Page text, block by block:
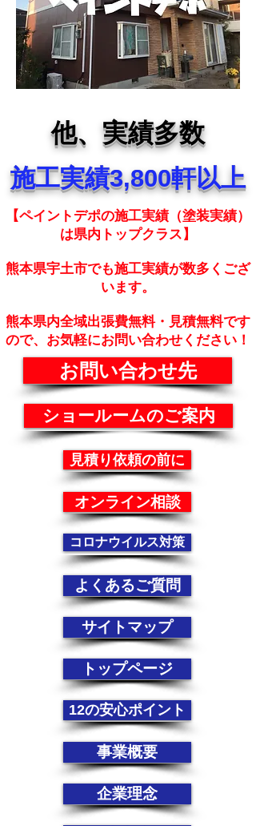
他、実績多数
施工実績3,800軒以上
【ペイントデポの施工実績（塗装実績）
は県内トップクラス】
熊本県宇土市でも施工実績が数多くござ
います。
熊本県内全域出張費無料・見積無料です
ので、お気軽にお問い合わせください！
お問い合わせ先
ショールームのご案内
見積り依頼の前に
オンライン相談
コロナウイルス対策
よくあるご質問
サイトマップ
トップページ
12の安心ポイント
事業概要
企業理念